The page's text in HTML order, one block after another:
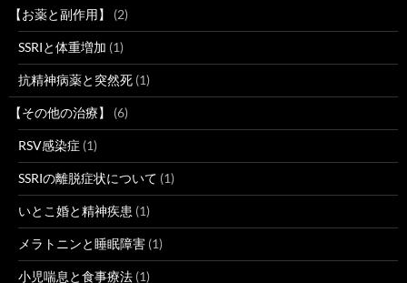
【お薬と副作用】 (2)
SSRIと体重増加 (1)
抗精神病薬と突然死 (1)
【その他の治療】 (6)
RSV感染症 (1)
SSRIの離脱症状について (1)
いとこ婚と精神疾患 (1)
メラトニンと睡眠障害 (1)
小児喘息と食事療法 (1)